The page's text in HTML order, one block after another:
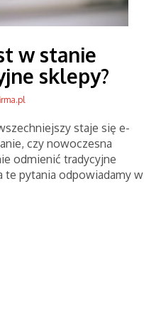
w stanie
sklepy?
staje się e-
czy nowoczesna
odmienić tradycyjne
te pytania odpowiadamy w